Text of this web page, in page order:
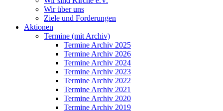
Wir über uns
Ziele und Forderungen
Aktionen
Termine (mit Archiv)
Termine Archiv 2025
Termine Archiv 2026
Termine Archiv 2024
Termine Archiv 2023
Termine Archiv 2022
Termine Archiv 2021
Termine Archiv 2020
Termine Archiv 2019